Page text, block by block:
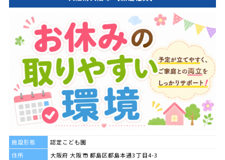
施設形態
認定こども園
住所
大阪府 大阪市 都島区都島本通3丁目4-3